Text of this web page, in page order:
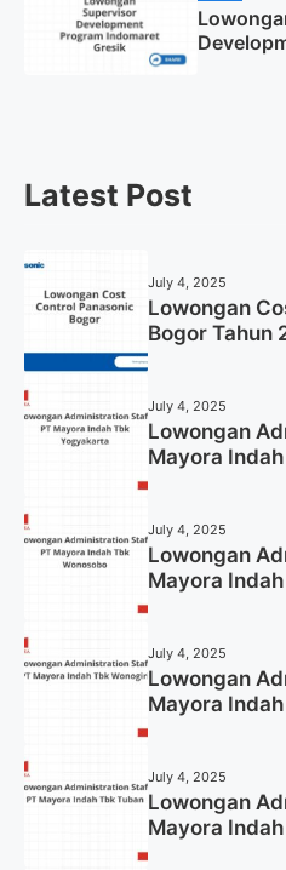
Latest Post
July 4, 2025
Lowongan
Bogor Tahun
July 4, 2025
Lowongan
Mayora
July 4, 2025
Lowongan
Mayora
July 4, 2025
Lowongan
Mayora
July 4, 2025
Lowongan
Mayora